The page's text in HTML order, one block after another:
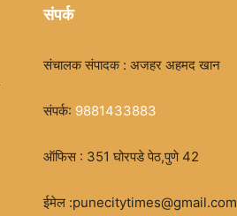
संपर्क
संचालक संपादक : अजहर अहमद खान
संपर्क: 9881433883
ऑफिस : 351 घोरपडे पेठ,पुणे 42
ईमेल :punecitytimes@gmail.com